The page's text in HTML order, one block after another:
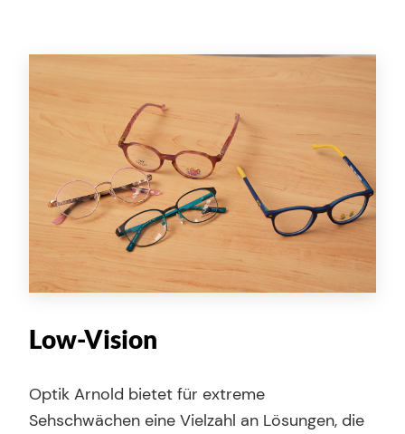
Low-Vision
Optik Arnold bietet für extreme
Sehschwächen eine Vielzahl an Lösungen, die